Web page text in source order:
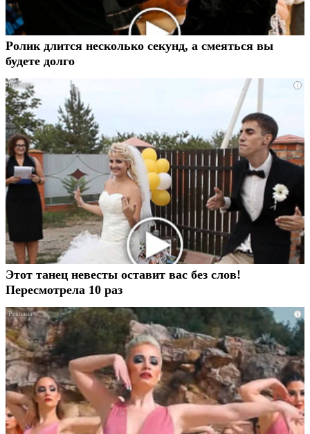
Ролик длится несколько секунд, а смеяться вы
будете долго
i
Этот танец невесты оставит вас без слов!
Пересмотрела 10 раз
i